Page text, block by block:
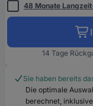
48 Monate
14 Tage
Sie haben bereits
Die optimale
berechnet,